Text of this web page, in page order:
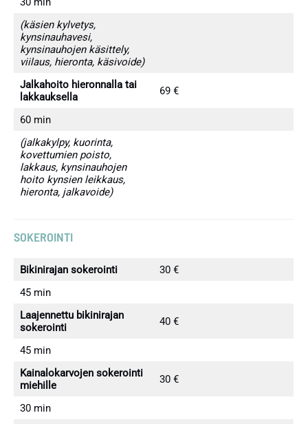
(käsien kylvetys,
kynsinauhavesi,
kynsinauhojen käsittely,
viilaus, hieronta, käsivoide)
Jalkahoito hieronnalla tai
lakkauksella
69 €
60 min
(jalkakylpy, kuorinta,
kovettumien poisto,
lakkaus, kynsinauhojen
hoito kynsien leikkaus,
hieronta, jalkavoide)
SOKEROINTI
Bikinirajan sokerointi
30 €
45 min
Laajennettu bikinirajan
sokerointi
40 €
45 min
Kainalokarvojen sokerointi
miehille
30 €
30 min